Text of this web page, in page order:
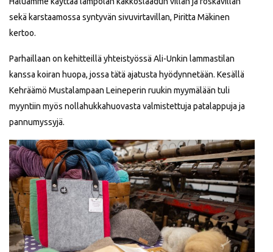
sekä karstaamossa syntyvän sivuvirtavillan, Piritta Mäkinen
kertoo.
Parhaillaan on kehitteillä yhteistyössä Ali-Unkin lammastilan
kanssa koiran huopa, jossa tätä ajatusta hyödynnetään. Kesällä
Kehräämö Mustalampaan Leineperin ruukin myymälään tuli
myyntiin myös nollahukkahuovasta valmistettuja patalappuja ja
pannumyssyjä.